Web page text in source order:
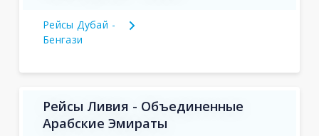
Рейсы Дубай -
Бенгази
Рейсы Ливия - Объединенные
Арабские Эмираты